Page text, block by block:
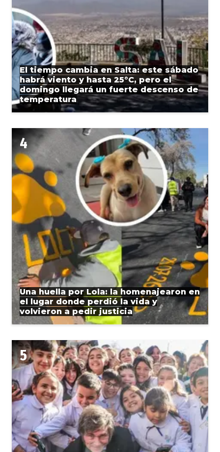
El tiempo cambia en Salta: este sábado
habrá viento y hasta 25°C, pero el
domingo llegará un fuerte descenso de
temperatura
Una huella por Lola: la homenajearon en
el lugar donde perdió la vida y
volvieron a pedir justicia